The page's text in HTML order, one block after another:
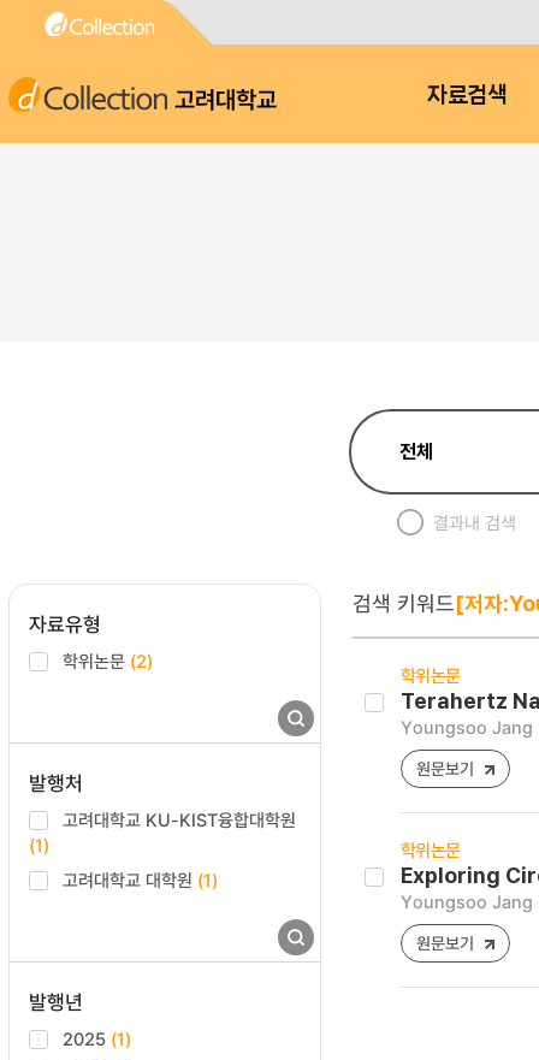
고려대학교 자료검색
결과내 검색
자료유형
학위논문 (2)
발행처
고려대학교 KU-KIST융합대학원
(1)
고려대학교 대학원 (1)
발행년
2025 (1)
검색 키워드[저자
학위논문
Terahertz
Youngsoo Jang
원문보기
학위논문
Exploring
Youngsoo Jang
원문보기